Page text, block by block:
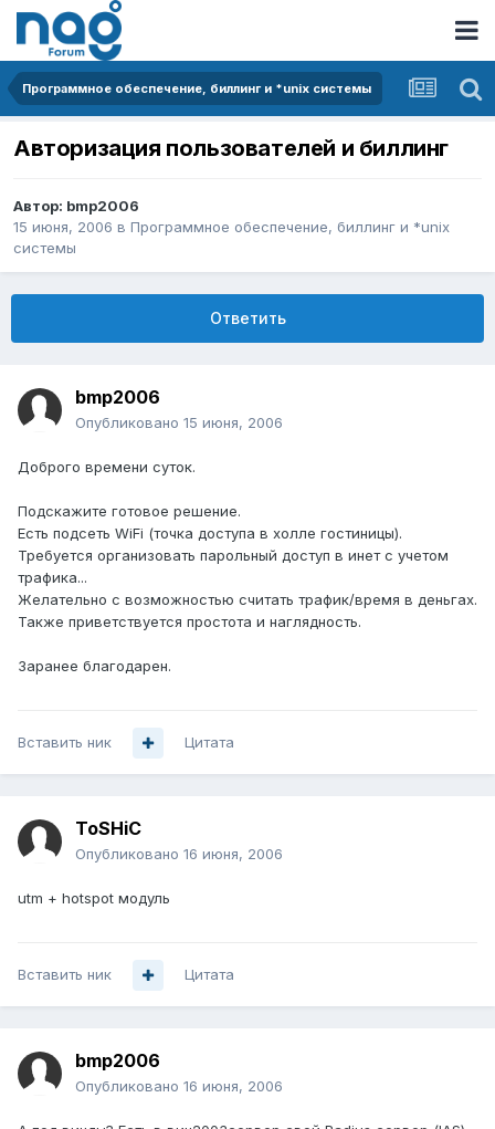
Программное обеспечение, биллинг и *unix системы
Авторизация пользователей и биллинг
Автор: bmp2006
15 июня, 2006 в Программное обеспечение, биллинг и *unix
системы
Ответить
bmp2006
Опубликовано 15 июня, 2006
Доброго времени суток.
Подскажите готовое решение.
Есть подсеть WiFi (точка доступа в холле гостиницы).
Требуется организовать парольный доступ в инет с учетом
трафика...
Желательно с возможностью считать трафик/время в деньгах.
Также приветствуется простота и наглядность.
Заранее благодарен.
Вставить ник Цитата
ToSHiC
Опубликовано 16 июня, 2006
utm + hotspot модуль
Вставить ник Цитата
bmp2006
Опубликовано 16 июня, 2006